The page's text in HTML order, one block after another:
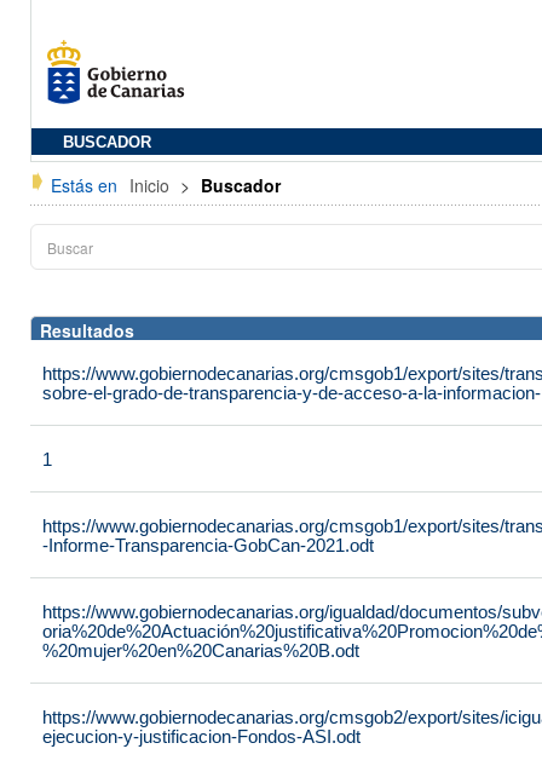
BUSCADOR
Estás en Inicio > Buscador
Resultados
https://www.gobiernodecanarias.org/cmsgob1/export/sites/
sobre-el-grado-de-transparencia-y-de-acceso-a-la-
1
https://www.gobiernodecanarias.org/cmsgob1/export/sites/
-Informe-Transparencia-GobCan-2021.odt
https://www.gobiernodecanarias.org/igualdad/documentos/
%20mujer%20en%20Canarias%20B.odt
https://www.gobiernodecanarias.org/cmsgob2/export/sites/
ejecucion-y-justificacion-Fondos-ASI.odt